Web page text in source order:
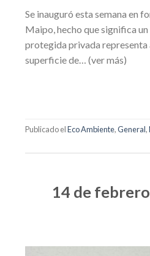
Se inauguró esta semana en
Maipo, hecho que significa
protegida privada representa
superficie de… (ver más)
Publicado elEco Ambiente,General,
14 de